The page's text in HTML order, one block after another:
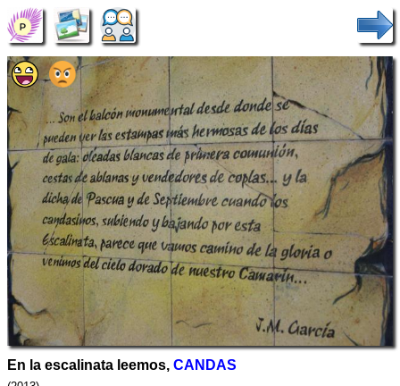
En la escalinata leemos, CANDAS